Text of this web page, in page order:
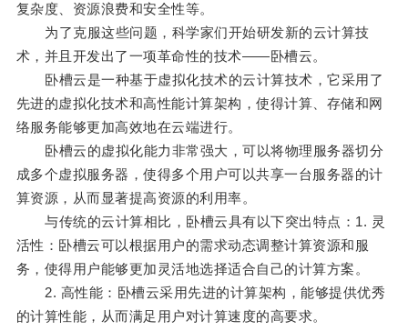
复杂度、资源浪费和安全性等。
为了克服这些问题，科学家们开始研发新的云计算技
术，并且开发出了一项革命性的技术——卧槽云。
卧槽云是一种基于虚拟化技术的云计算技术，它采用了
先进的虚拟化技术和高性能计算架构，使得计算、存储和网
络服务能够更加高效地在云端进行。
卧槽云的虚拟化能力非常强大，可以将物理服务器切分
成多个虚拟服务器，使得多个用户可以共享一台服务器的计
算资源，从而显著提高资源的利用率。
与传统的云计算相比，卧槽云具有以下突出特点：1. 灵
活性：卧槽云可以根据用户的需求动态调整计算资源和服
务，使得用户能够更加灵活地选择适合自己的计算方案。
2. 高性能：卧槽云采用先进的计算架构，能够提供优秀
的计算性能，从而满足用户对计算速度的高要求。